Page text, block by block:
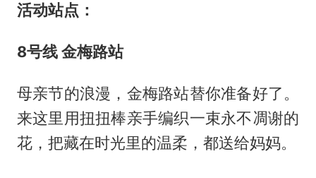
活动站点：
8号线 金梅路站
母亲节的浪漫，金梅路站替你准备好了。
来这里用扭扭棒亲手编织一束永不凋谢的
花，把藏在时光里的温柔，都送给妈妈。